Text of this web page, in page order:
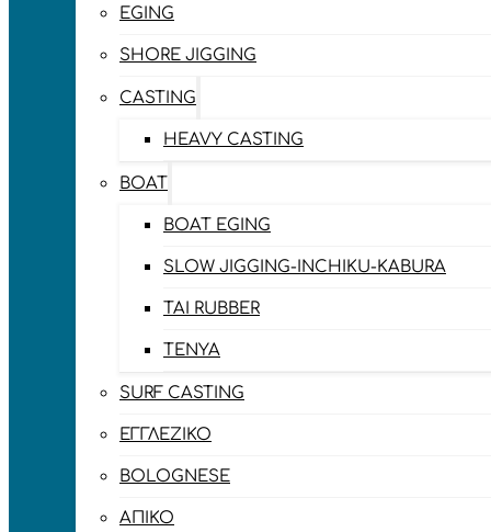
EGING
SHORE JIGGING
CASTING
HEAVY CASTING
BOAT
BOAT EGING
SLOW JIGGING-INCHIKU-KABURA
TAI RUBBER
TENYA
SURF CASTING
ΕΓΓΛΈΖΙΚΟ
BOLOGNESE
ΑΠΊΚΟ